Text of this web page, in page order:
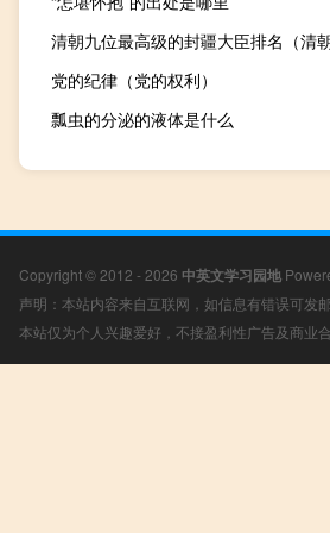
清朝九位最高级的封疆大臣排名（清
党的纪律（党的权利）
瓢虫的分泌的液体是什么
Copyright © 2012 - 2026 中英文学习园地
声明：本站内容来自互联网，如信息有错误可发
本站仅为个人兴趣爱好，不接盈利性广告及商业